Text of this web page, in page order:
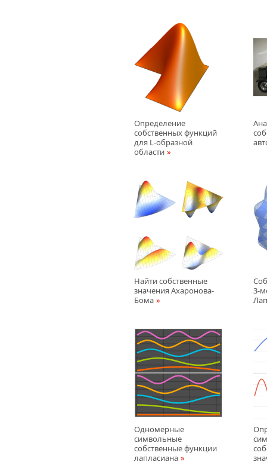
Определение
собственных функций
для L-образной
области
Найти собственные
значения Ахаронова-
Бома
3-
Одномерные
символьные
собственные функции
лапласиана